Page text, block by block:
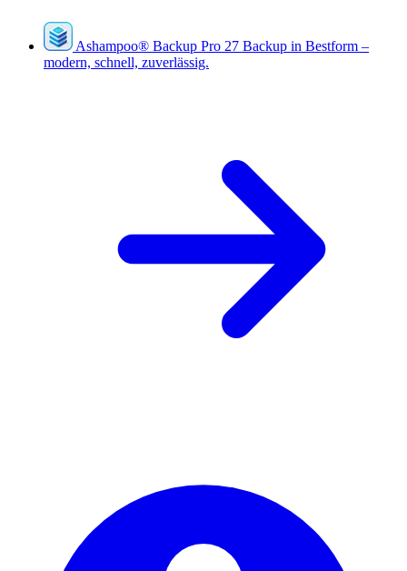
Ashampoo® Backup Pro 27 Backup in Bestform –
modern, schnell, zuverlässig.